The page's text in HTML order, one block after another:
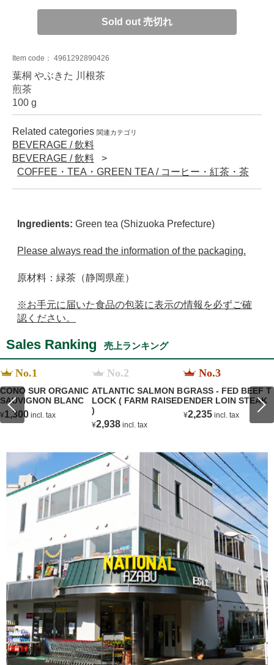
Sold out 売切れ
Item code： 4961292890426
葉桐 やぶきた 川根茶
煎茶
100 g
Related categories 関連カテゴリ
BEVERAGE / 飲料
BEVERAGE / 飲料
COFFEE・TEA・GREEN TEA / コーヒー・紅茶・茶
Ingredients: Green tea (Shizuoka Prefecture)
Please always read the information of the packaging.
原材料：緑茶（静岡県産）
※お手元に届いた食品の包装に表示の情報を必ずご確
認ください。
Sales Ranking 売上ランキング
No.1
CONO SUR ORGANIC
SAUVIGNON BLANC
¥1,300 incl. tax
No.2
ATLANTIC SALMON B
LOCK ( FARM RAISED
)
¥2,938 incl. tax
No.3
GRASS - FED BEEF T
ENDER LOIN STEAK
¥2,235 incl. tax